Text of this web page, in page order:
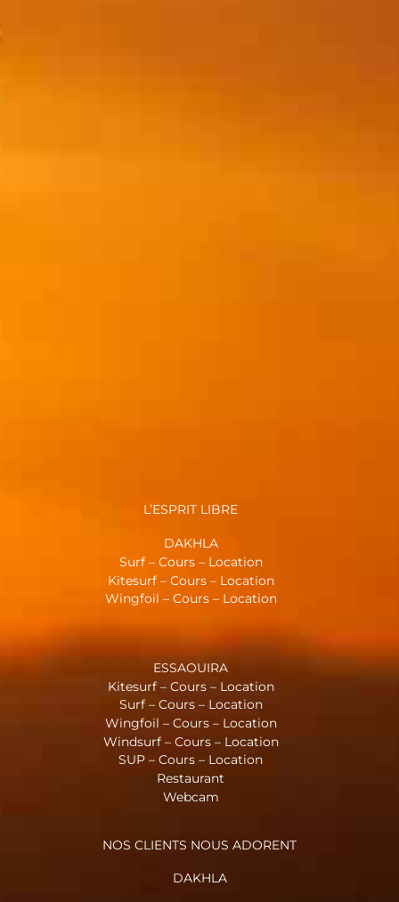
L’ESPRIT LIBRE
DAKHLA
Surf – Cours – Location
Kitesurf – Cours – Location
Wingfoil – Cours – Location
ESSAOUIRA
Kitesurf – Cours – Location
Surf – Cours – Location
Wingfoil – Cours – Location
Windsurf – Cours – Location
SUP – Cours – Location
Restaurant
Webcam
NOS CLIENTS NOUS ADORENT
DAKHLA